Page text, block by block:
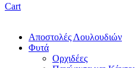
Cart
Αποστολές Λουλουδιών
Φυτά
Ορχιδέες